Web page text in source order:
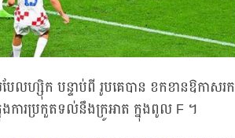
លហ្ស៊ិក បន្ទាប់ពី រូបគេបាន ខកខានឱកាសរក
ងការប្រកួតទល់នឹងក្រូអាត ក្នុងពូល F ។